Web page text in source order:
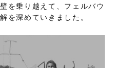
を乗り越えて、フェルバウ
を深めていきました。